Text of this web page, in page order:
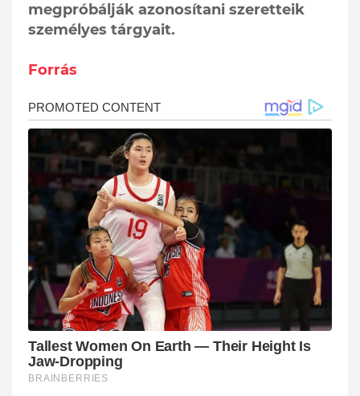
megpróbálják azonosítani szeretteik
személyes tárgyait.
Forrás